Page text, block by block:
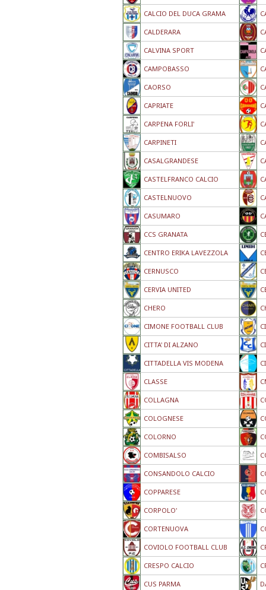
CALCIO DEL DUCA GRAMA
CALDERARA
CALVINA SPORT
CAMPOBASSO
CAORSO
CAPRIATE
CARPENA FORLI'
CARPINETI
CASALGRANDESE
CASTELFRANCO CALCIO
CASTELNUOVO
CASUMARO
CCS GRANATA
CENTRO ERIKA LAVEZZOLA
CERNUSCO
CERVIA UNITED
CHERO
CIMONE FOOTBALL CLUB
CITTA' DI ALZANO
CITTADELLA VIS MODENA
CLASSE
COLLAGNA
COLOGNESE
COLORNO
COMBISALSO
CONSANDOLO CALCIO
COPPARESE
CORPOLO'
CORTENUOVA
COVIOLO FOOTBALL CLUB
CRESPO CALCIO
CUS PARMA